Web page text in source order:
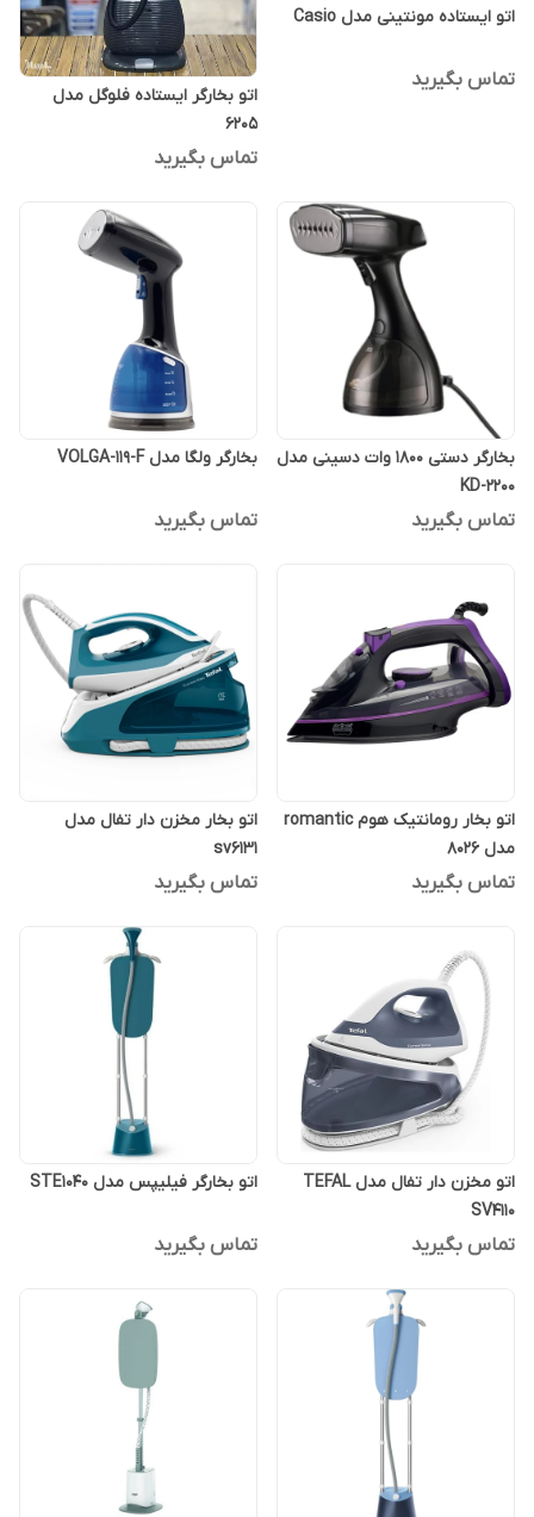
اتو ایستاده مونتینی مدل Casio
تماس بگیرید
اتو بخارگر ایستاده فلوگل مدل
6205
تماس بگیرید
بخارگر دستی 1800 وات دسینی مدل
KD-2200
تماس بگیرید
بخارگر ولگا مدل VOLGA-119-F
تماس بگیرید
اتو بخار رومانتیک هوم romantic
مدل 8026
تماس بگیرید
اتو بخار مخزن دار تفال مدل
sv6131
تماس بگیرید
اتو مخزن دار تفال مدل TEFAL
SV4110
تماس بگیرید
اتو بخارگر فیلیپس مدل STE1040
تماس بگیرید